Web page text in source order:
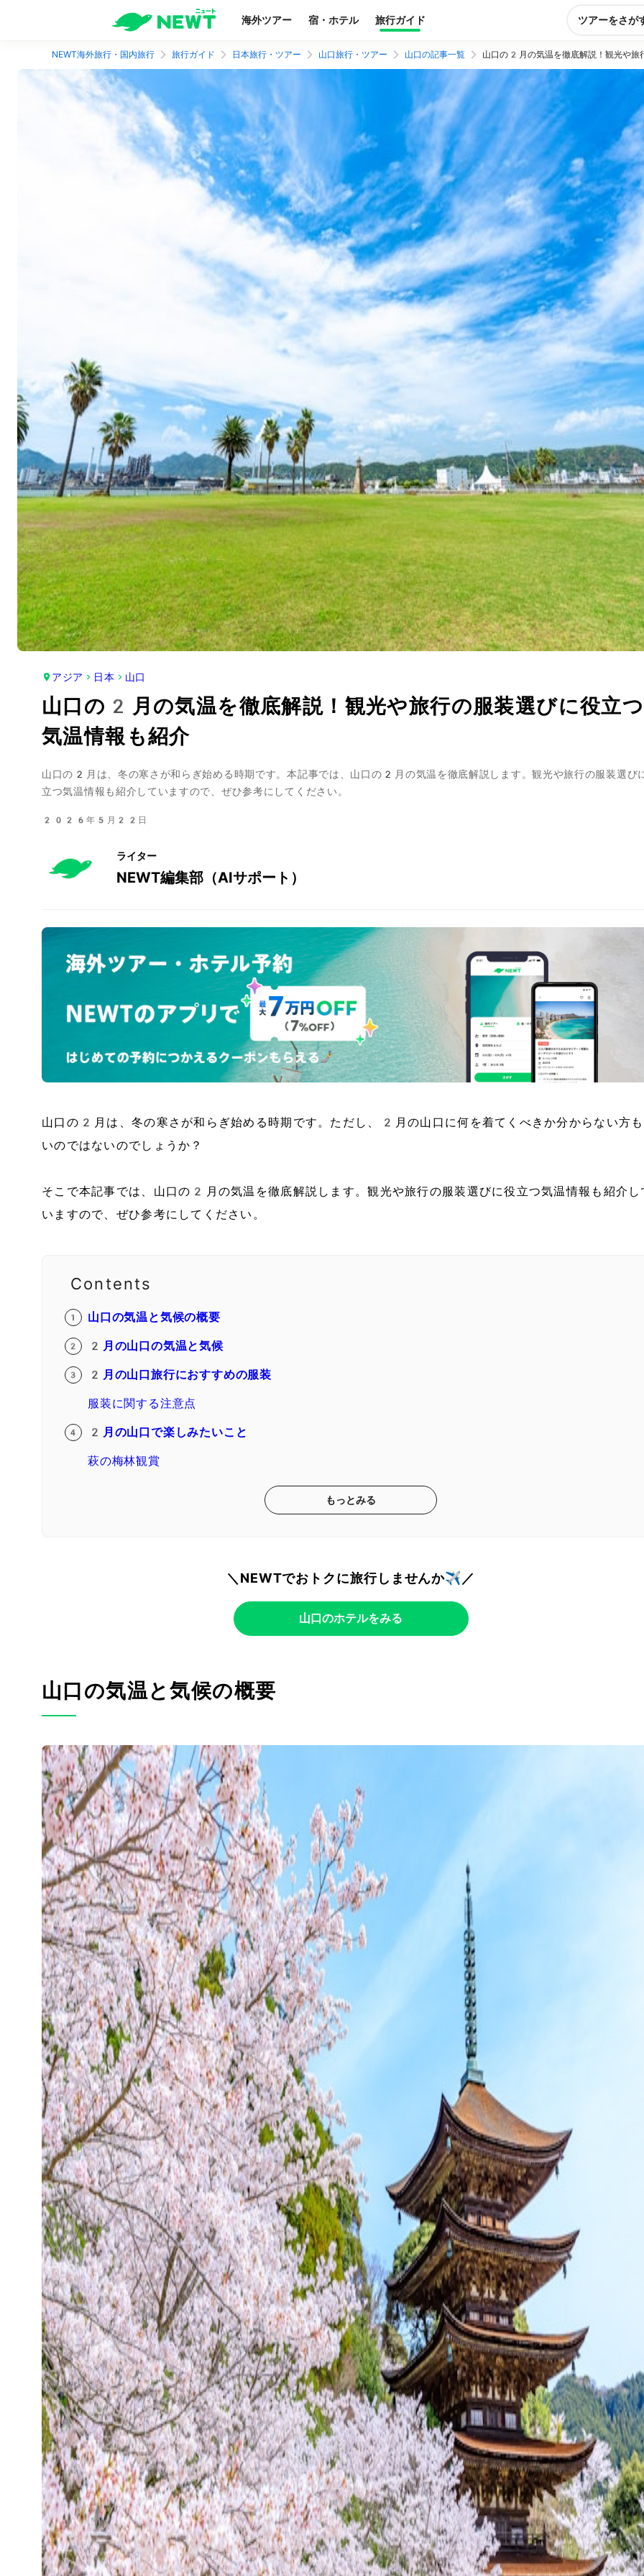
海外ツアー 宿・ホテル 旅行ガイド ツアーをさが
NEWT海外旅行・国内旅行 旅行ガイド 日本旅行・ツアー 山口旅行・ツアー 山口の記事一覧 山口の2月の気温を徹底解説！観光や旅
アジア 日本 山口
山口の2月の気温を徹底解説！観光や旅行の服装選びに役立つ
気温情報も紹介
山口の2月は、冬の寒さが和らぎ始める時期です。本記事では、山口の2月の気温を徹底解説します。観光や旅行の服装選び
立つ気温情報も紹介していますので、ぜひ参考にしてください。
2026年5月22日
ライター
NEWT編集部（AIサポート）
山口の2月は、冬の寒さが和らぎ始める時期です。ただし、2月の山口に何を着てくべきか分からない方
いのではないのでしょうか？
そこで本記事では、山口の2月の気温を徹底解説します。観光や旅行の服装選びに役立つ気温情報も紹介し
いますので、ぜひ参考にしてください。
Contents
山口の気温と気候の概要
2月の山口の気温と気候
2月の山口旅行におすすめの服装
服装に関する注意点
2月の山口で楽しみたいこと
萩の梅林観賞
もっとみる
＼NEWTでおトクに旅行しませんか✈️／
山口のホテルをみる
山口の気温と気候の概要